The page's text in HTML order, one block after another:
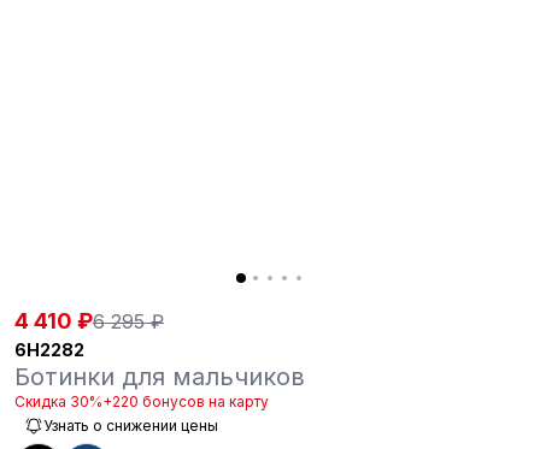
4 410 ₽6 295 ₽
6H2282
Ботинки для мальчиков
Скидка 30%+220 бонусов на карту
Узнать о снижении цены